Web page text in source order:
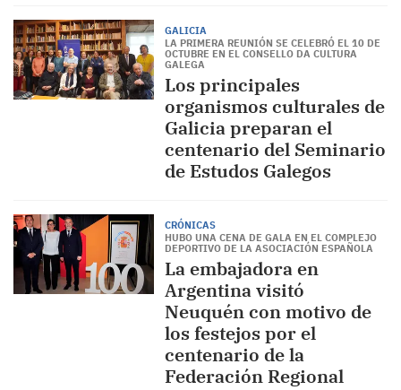
GALICIA
LA PRIMERA REUNIÓN SE CELEBRÓ EL 10 DE
OCTUBRE EN EL CONSELLO DA CULTURA
GALEGA
Los principales
organismos culturales de
Galicia preparan el
centenario del Seminario
de Estudos Galegos
CRÓNICAS
HUBO UNA CENA DE GALA EN EL COMPLEJO
DEPORTIVO DE LA ASOCIACIÓN ESPAÑOLA
La embajadora en
Argentina visitó
Neuquén con motivo de
los festejos por el
centenario de la
Federación Regional